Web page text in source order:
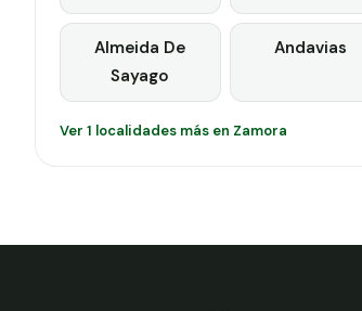
Almeida De
Sayago
Andavias
Ver 1 localidades más en Zamora